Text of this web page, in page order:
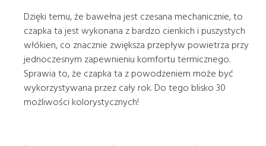
Dzięki temu, że bawełna jest czesana mechanicznie, to
czapka ta jest wykonana z bardzo cienkich i puszystych
włókien, co znacznie zwiększa przepływ powietrza przy
jednoczesnym zapewnieniu komfortu termicznego.
Sprawia to, że czapka ta z powodzeniem może być
wykorzystywana przez cały rok. Do tego blisko 30
możliwości kolorystycznych!